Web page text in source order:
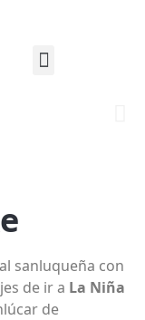
sanluqueña con
de ir a La Niña
de